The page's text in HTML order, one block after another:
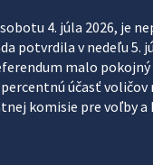
4. júla 2026, je
potvrdila v nedeľu 5.
malo
účasť
komisie pre voľby